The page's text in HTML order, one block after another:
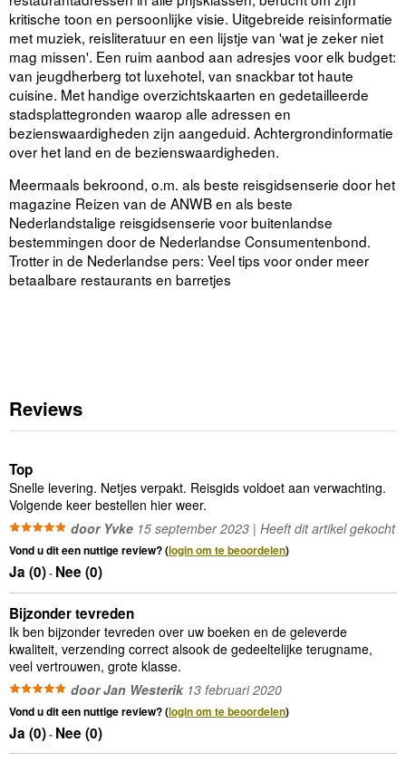
kritische toon en persoonlijke visie. Uitgebreide reisinformatie
met muziek, reisliteratuur en een lijstje van 'wat je zeker niet
mag missen'. Een ruim aanbod aan adresjes voor elk budget:
van jeugdherberg tot luxehotel, van snackbar tot haute
cuisine. Met handige overzichtskaarten en gedetailleerde
stadsplattegronden waarop alle adressen en
bezienswaardigheden zijn aangeduid. Achtergrondinformatie
over het land en de bezienswaardigheden.
Meermaals bekroond, o.m. als beste reisgidsenserie door het
magazine Reizen van de ANWB en als beste
Nederlandstalige reisgidsenserie voor buitenlandse
bestemmingen door de Nederlandse Consumentenbond.
Trotter in de Nederlandse pers: Veel tips voor onder meer
betaalbare restaurants en barretjes
Reviews
Top
Snelle levering. Netjes verpakt. Reisgids voldoet aan verwachting.
Volgende keer bestellen hier weer.
door Yvke 15 september 2023 | Heeft dit artikel gekocht
Vond u dit een nuttige review? (login om te beoordelen)
Ja (0)- Nee (0)
Bijzonder tevreden
Ik ben bijzonder tevreden over uw boeken en de geleverde
kwaliteit, verzending correct alsook de gedeeltelijke terugname,
veel vertrouwen, grote klasse.
door Jan Westerik13 februari 2020
Vond u dit een nuttige review? (login om te beoordelen)
Ja (0)- Nee (0)